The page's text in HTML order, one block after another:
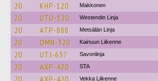
20 KHP-120 Makkonen
20 UTO-120 Westendin Linja
20 ATP-888 Metsälän Linja
20 OMN-320 Kainuun Liikenne
20 UTJ-637 Savonlinja
20 AXP-420 STA
20 AXP-420 Vekka Liikenne